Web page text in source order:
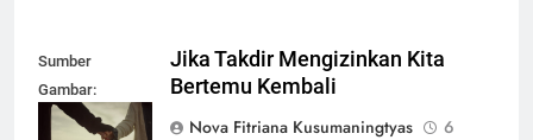
Sumber
Gambar:
istockphoto.com
Jika Takdir Mengizinkan Kita
Bertemu Kembali
Nova Fitriana Kusumaningtyas
6